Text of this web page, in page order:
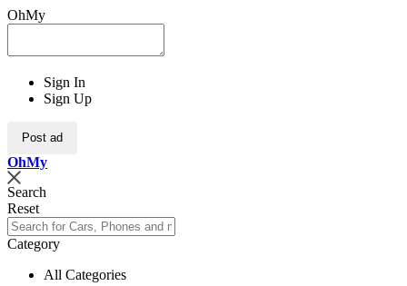
OhMy
Sign In
Sign Up
Post ad
OhMy
Search
Reset
Category
All Categories